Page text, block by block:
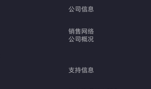
公司信息
销售网络
公司概况
支持信息